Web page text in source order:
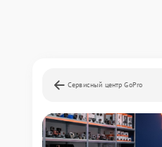
Сервисный центр GoPro